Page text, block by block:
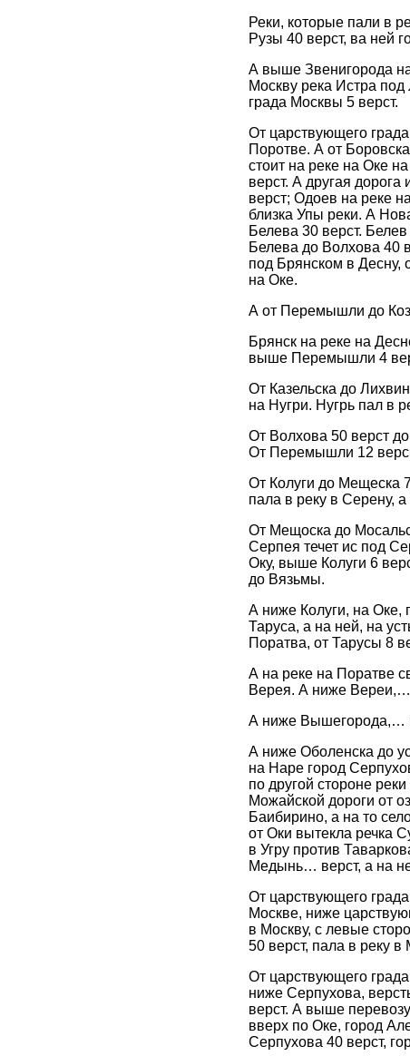
Реки, которые пали в
Рузы 40 верст, ва ней
А выше Звенигорода
Москву река Истра
града Москвы 5 верст.
От царствующего
Поротве. А от
стоит на реке на Оке
верст. А другая
верст; Одоев на реке
близка Упы реки. А
Белева 30 верст.
Белева до Волхова 40
под Брянском в Десну,
на Оке.
А от Перемышли до
Брянск на реке на
выше Перемышли 4
От Казельска до
на Нугри. Нугрь пал в
От Волхова 50 верст
От Перемышли 12
От Колуги до Мещеска
пала в реку в Серену,
От Мещоска до
Серпея течет ис под
Оку, выше Колуги 6
до Вязьмы.
А ниже Колуги, на Оке,
Таруса, а на ней, на
Поратва, от Тарусы 8
А на реке на Поратве
Верея. А ниже
А ниже Вышегорода,…
А ниже Оболенска до
на Наре город
по другой стороне
Можайской дороги от
Баибирино, а на то
от Оки вытекла речка
в Угру против
Медынь… верст, а на
От царствующего
Москве, ниже
в Москву, с левые
50 верст, пала в реку
От царствующего
ниже Серпухова,
верст. А выше
вверх по Оке, город
Серпухова 40 верст,